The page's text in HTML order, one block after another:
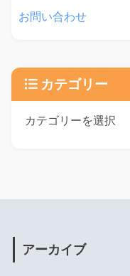
お問い合わせ
カテゴリー
アーカイブ